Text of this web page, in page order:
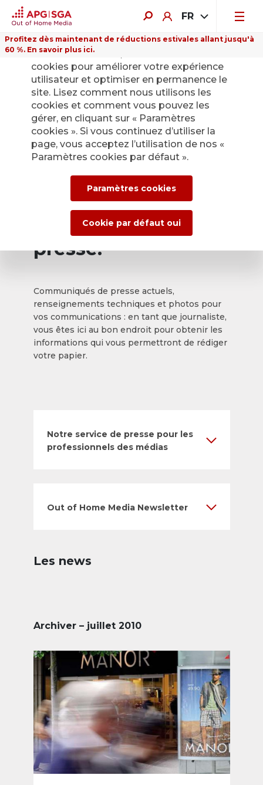
FR
Profitez dès maintenant de réductions estivales allant jusqu'à
60 %. En savoir plus ici.
Retour
Service de presse
d’APG|SGA pour les
actualités et les
communiqués de
presse.
Communiqués de presse actuels,
renseignements techniques et photos pour
vos communications : en tant que journaliste,
vous êtes ici au bon endroit pour obtenir les
informations qui vous permettront de rédiger
votre papier.
Notre service de presse pour les
professionnels des médias
Out of Home Media Newsletter
Les news
Archiver – juillet 2010
Sur ce site Internet, nous utilisons des
cookies pour améliorer votre expérience
utilisateur et optimiser en permanence le
site. Lisez comment nous utilisons les
cookies et comment vous pouvez les
gérer, en cliquant sur « Paramètres
cookies ». Si vous continuez d’utiliser la
page, vous acceptez l’utilisation de nos «
Paramètres cookies par défaut ».
Paramètres cookies
Cookie par défaut oui